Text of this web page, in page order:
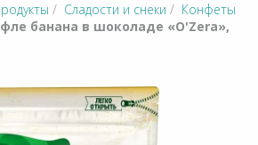
/ Сладости и снеки / Конфеты
банана в шоколаде «O'Zera»,